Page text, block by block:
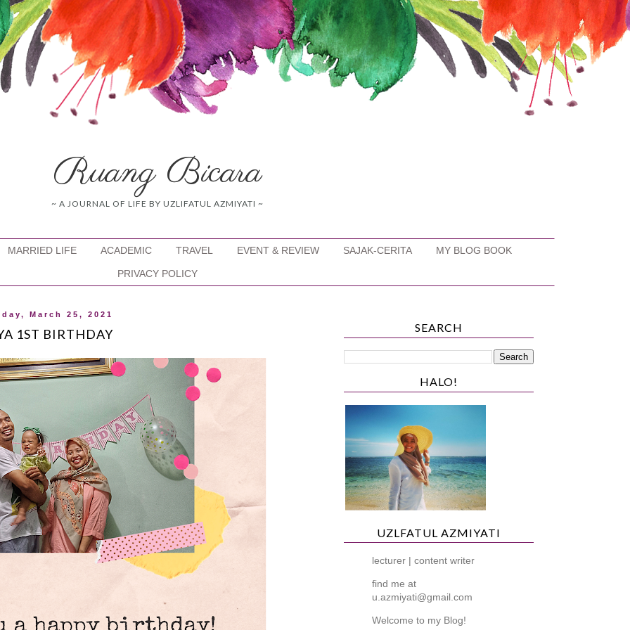
Ruang Bicara
~ A JOURNAL OF LIFE BY UZLIFATUL AZMIYATI ~
MARRIED LIFE ACADEMIC TRAVEL EVENT & REVIEW SAJAK-CERITA MY BLOG BOOK
PRIVACY POLICY
March 25, 2021
1ST BIRTHDAY SEARCH
HALO!
UZLFATUL AZMIYATI
lecturer | content writer
find me at
u.azmiyati@gmail.com
Welcome to my Blog!